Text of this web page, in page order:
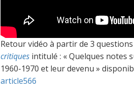
Retour vidéo à partir de 3
critiques intitulé : « Quelques notes
1960-1970 et leur devenu »
article566